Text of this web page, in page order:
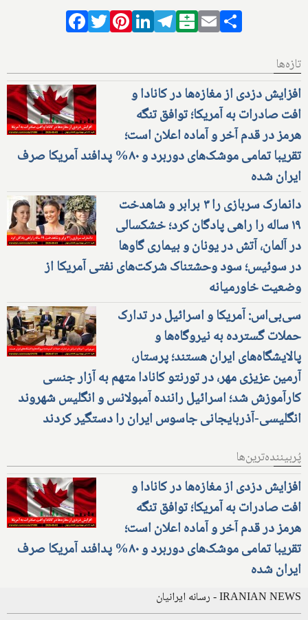
Facebook
TwitterPinterestLinkedIn
Telegram
Balatarin
Email
تازه‌ها
افزایش دزدی از مغازه‌ها در کانادا و
افت صادرات به آمریکا؛ توافق تنگه
هرمز در قدم آخر و آماده اعلان است؛
تقریبا تمامی موشک‌های دوربرد و ۸۰% پدافند آمریکا صرف
ایران شده
دانمارک سربازی را ۳ برابر و شاهدخت
۱۹ ساله را راهی پادگان کرد؛ خشکسالی
در آلمان، آتش در یونان و بیماری گاوها
در سوئیس؛ سود وحشتناک شرکت‌های نفتی آمریکا از
وضعیت خاورمیانه
سی‌بی‌اس: آمریکا و اسرائیل در تدارک
حملات گسترده به نیروگاه‌ها و
پالایشگاه‌های ایران هستند؛ پرستار،
آرمین عزیزی مهر، در تورنتو کانادا متهم به آزار جنسی
کارآموزش شد؛ اسرائیل راننده آمبولانس و انگلیس شهروند
انگلیسی-آذربایجانی جاسوس ایران را دستگیر کردند
پُربیننده‌ترین‌ها
افزایش دزدی از مغازه‌ها در کانادا و
افت صادرات به آمریکا؛ توافق تنگه
هرمز در قدم آخر و آماده اعلان است؛
تقریبا تمامی موشک‌های دوربرد و ۸۰% پدافند آمریکا صرف
ایران شده
IRANIAN NEWS - رسانه ایرانیان